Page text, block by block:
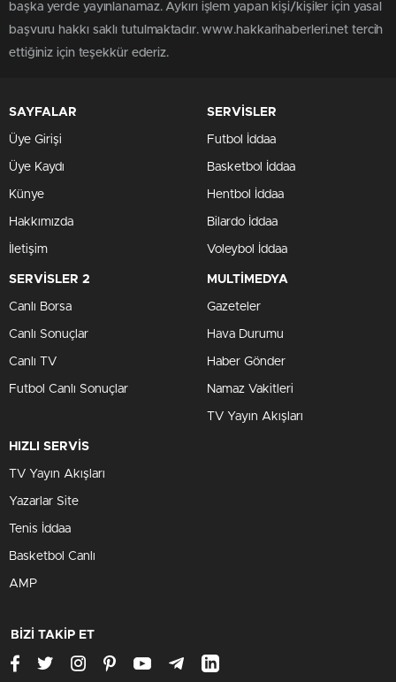
başka yerde yayınlanamaz. Aykırı işlem yapan kişi/kişiler için yasal
başvuru hakkı saklı tutulmaktadır. www.hakkarihaberleri.net tercih
ettiğiniz için teşekkür ederiz.
SAYFALAR
Üye Girişi
Üye Kaydı
Künye
Hakkımızda
İletişim
SERVİSLER
Futbol İddaa
Basketbol İddaa
Hentbol İddaa
Bilardo İddaa
Voleybol İddaa
SERVİSLER 2
Canlı Borsa
Canlı Sonuçlar
Canlı TV
Futbol Canlı Sonuçlar
MULTİMEDYA
Gazeteler
Hava Durumu
Haber Gönder
Namaz Vakitleri
TV Yayın Akışları
HIZLI SERVİS
TV Yayın Akışları
Yazarlar Site
Tenis İddaa
Basketbol Canlı
AMP
BİZİ TAKİP ET